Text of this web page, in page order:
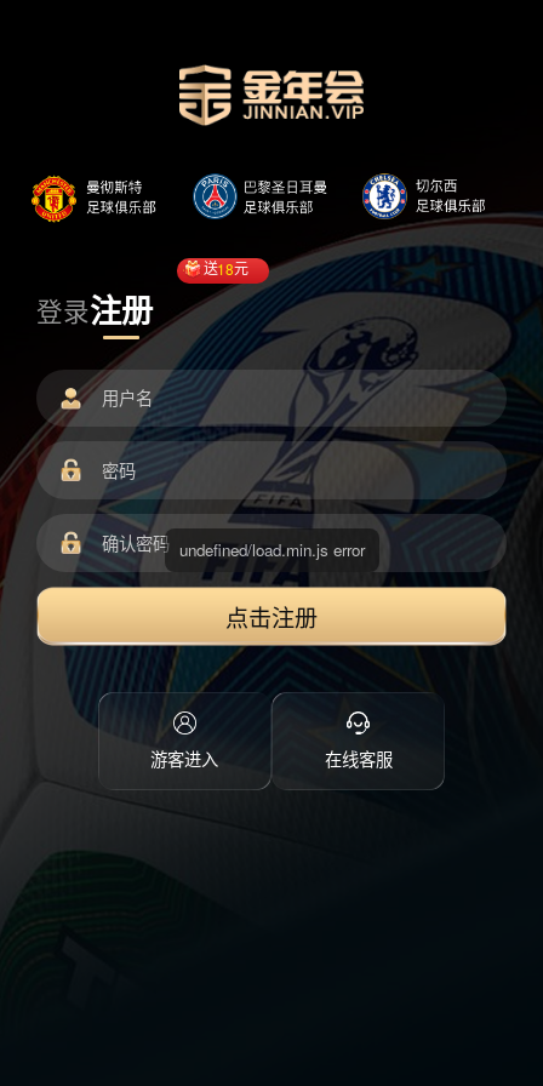
登录注册
送18元
点击注册
游客进入 在线客服